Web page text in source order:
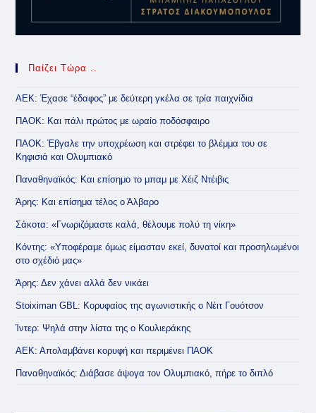
Παίζει Τώρα ..
ΑΕΚ: Έχασε “έδαφος” με δεύτερη γκέλα σε τρία παιχνίδια
ΠΑΟΚ: Και πάλι πρώτος με ωραίο ποδόσφαιρο
ΠΑΟΚ: Έβγαλε την υποχρέωση και στρέφει το βλέμμα του σε
Κηφισιά και Ολυμπιακό
Παναθηναϊκός: Και επίσημο το μπαμ με Χέιζ Ντέιβις
Άρης: Και επίσημα τέλος ο Άλβαρο
Σάκοτα: «Γνωριζόμαστε καλά, θέλουμε πολύ τη νίκη»
Κόντης: «Υποφέραμε όμως είμασταν εκεί, δυνατοί και προσηλωμένοι
στο σχέδιό μας»
Άρης: Δεν χάνει αλλά δεν νικάει
Stoiximan GBL: Κορυφαίος της αγωνιστικής ο Νέιτ Γουότσον
Ίντερ: Ψηλά στην λίστα της ο Κουλιεράκης
ΑΕΚ: Απολαμβάνει κορυφή και περιμένει ΠΑΟΚ
Παναθηναϊκός: Διάβασε άψογα τον Ολυμπιακό, πήρε το διπλό